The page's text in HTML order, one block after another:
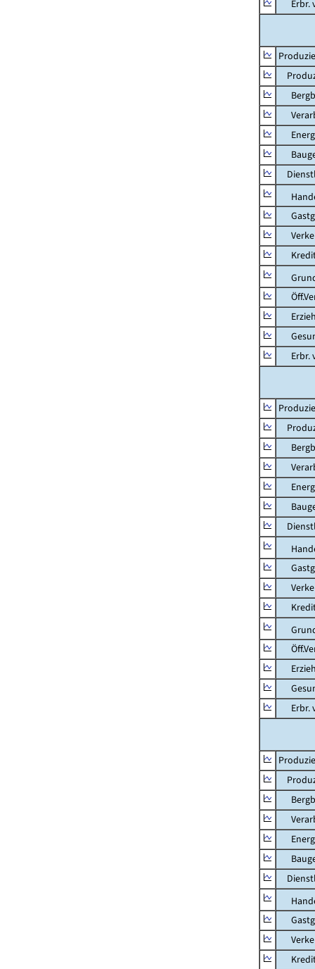
Erbr.
Erbr.
Erbr.